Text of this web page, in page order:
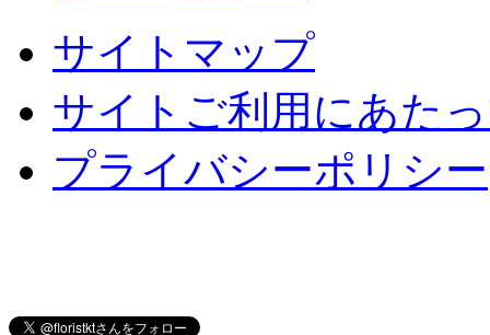
サイトマップ
サイトご利用にあた
プライバシーポリシー